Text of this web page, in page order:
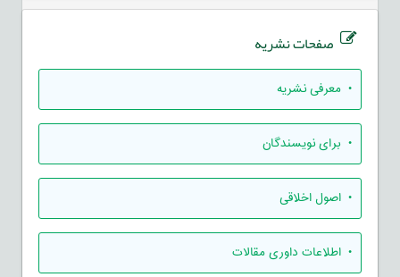
صفحات نشریه
• معرفی نشریه
• برای نویسندگان
• اصول اخلاقی
• اطلاعات داوری مقالات